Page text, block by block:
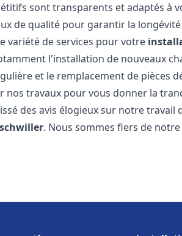
sont transparents et adaptés à
de qualité pour garantir la
variété de services pour votre
l'installation de nouveaux
et le remplacement de pièces
nos travaux pour vous donner la
des avis élogieux sur notre travail
. Nous sommes fiers de